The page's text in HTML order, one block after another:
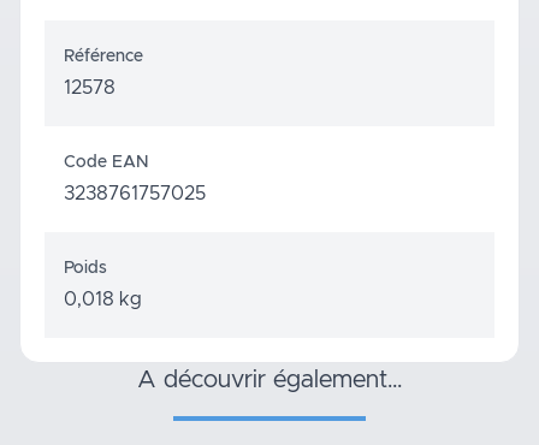
Référence
12578
Code EAN
3238761757025
Poids
0,018 kg
a découvrir également…